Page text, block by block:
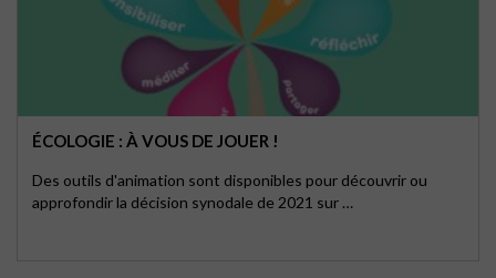
ÉCOLOGIE : À VOUS DE JOUER !
Des outils d'animation sont disponibles pour découvrir ou
approfondir la décision synodale de 2021 sur …